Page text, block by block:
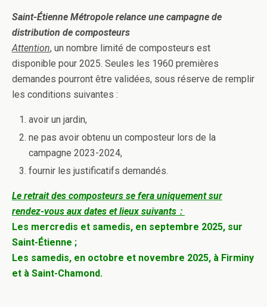
Saint-Étienne Métropole relance une campagne de
distribution de composteurs
Attention, un nombre limité de composteurs est
disponible pour 2025. Seules les 1960 premières
demandes pourront être validées, sous réserve de remplir
les conditions suivantes :
avoir un jardin,
ne pas avoir obtenu un composteur lors de la
campagne 2023-2024,
fournir les justificatifs demandés.
Le retrait des composteurs se fera uniquement sur
rendez-vous aux dates et lieux suivants :
Les mercredis et samedis, en septembre 2025, sur
Saint-Étienne ;
Les samedis, en octobre et novembre 2025, à Firminy
et à Saint-Chamond.